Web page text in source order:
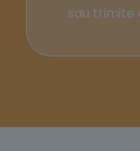
sau trimite